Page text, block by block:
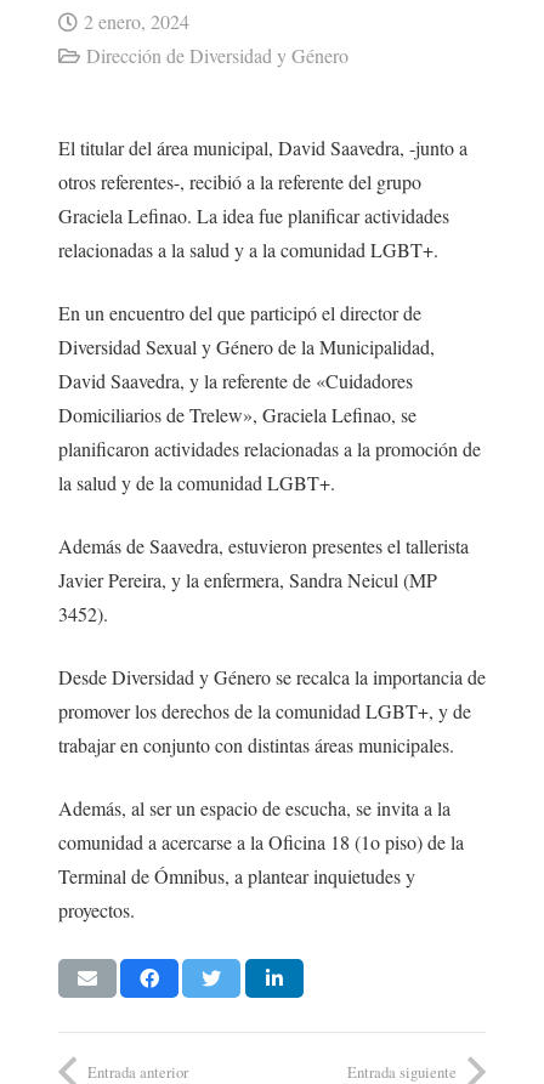
2 enero, 2024
Dirección de Diversidad y Género
El titular del área municipal, David Saavedra, -junto a
otros referentes-, recibió a la referente del grupo
Graciela Lefinao. La idea fue planificar actividades
relacionadas a la salud y a la comunidad LGBT+.
En un encuentro del que participó el director de
Diversidad Sexual y Género de la Municipalidad,
David Saavedra, y la referente de «Cuidadores
Domiciliarios de Trelew», Graciela Lefinao, se
planificaron actividades relacionadas a la promoción de
la salud y de la comunidad LGBT+.
Además de Saavedra, estuvieron presentes el tallerista
Javier Pereira, y la enfermera, Sandra Neicul (MP
3452).
Desde Diversidad y Género se recalca la importancia de
promover los derechos de la comunidad LGBT+, y de
trabajar en conjunto con distintas áreas municipales.
Además, al ser un espacio de escucha, se invita a la
comunidad a acercarse a la Oficina 18 (1o piso) de la
Terminal de Ómnibus, a plantear inquietudes y
proyectos.
Entrada anterior Entrada siguiente